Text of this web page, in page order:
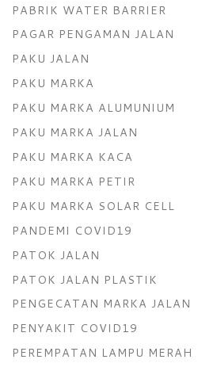
PABRIK WATER BARRIER
PAGAR PENGAMAN JALAN
PAKU JALAN
PAKU MARKA
PAKU MARKA ALUMUNIUM
PAKU MARKA JALAN
PAKU MARKA KACA
PAKU MARKA PETIR
PAKU MARKA SOLAR CELL
PANDEMI COVID19
PATOK JALAN
PATOK JALAN PLASTIK
PENGECATAN MARKA JALAN
PENYAKIT COVID19
PEREMPATAN LAMPU MERAH